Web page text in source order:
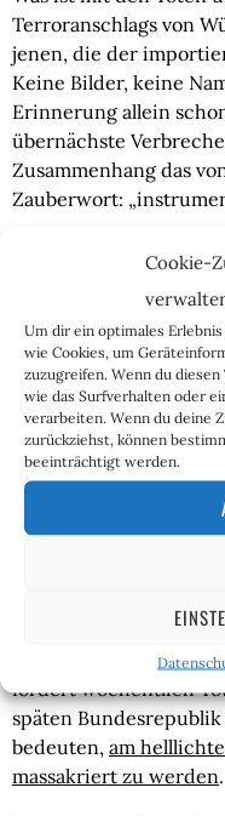
Cookie-
Um dir ein optimales
wie Cookies, um
zuzugreifen. Wenn du
wie das Surfverhalten oder
verarbeiten. Wenn du deine
zurückziehst, können
beeinträchtigt werden.
Terroranschlags von
jenen, die der
Keine Bilder, keine
Erinnerung allein
übernächste
Zusammenhang das
Zauberwort:
Jeder einzelne
oder
ungezügelten
die volle Schuld für
Gemeinwesen. Das,
ist die Anklage, die
Gelegenheit
nicht genug
einer Weise an
dumpfen Betäubung
Taten wie jene in
geworden, das
Situation, ebenfalls
hinwegzuschreiten.
fordert wöchentlich
späten
bedeuten, am
massakriert zu werden.